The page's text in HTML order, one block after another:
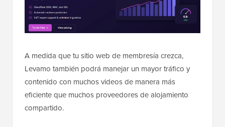
A medida que tu sitio web de membresía crezca,
Levamo también podrá manejar un mayor tráfico y
contenido con muchos videos de manera más
eficiente que muchos proveedores de alojamiento
compartido.